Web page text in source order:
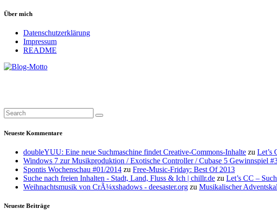
Über mich
Datenschutzerklärung
Impressum
README
Neueste Kommentare
doubleYUU: Eine neue Suchmaschine findet Creative-Commons-Inhalte zu Let’s
Windows 7 zur Musikproduktion / Exotische Controller / Cubase 5 Gewinnspiel
Spontis Wochenschau #01/2014 zu Free-Music-Friday: Best Of 2013
Suche nach freien Inhalten - Stadt, Land, Fluss & Ich | chillr.de zu Let’s CC –
Weihnachtsmusik von CrÃ¼xshadows - deesaster.org zu Musikalischer
Neueste Beiträge